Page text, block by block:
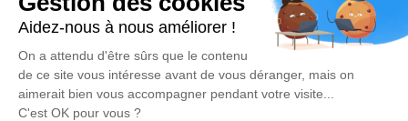
honorer la mémoire de Philippe LAGRAVE.
Un service de plantation d’arbre hommage estdisponible